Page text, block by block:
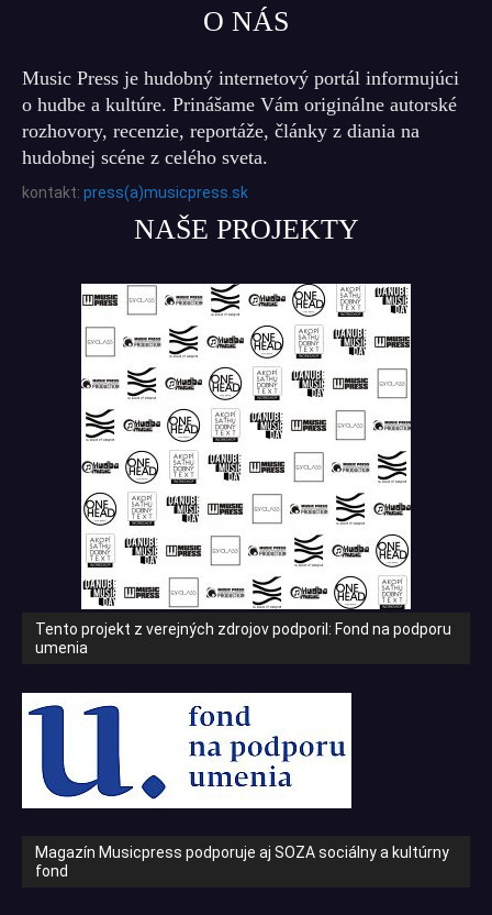
O NÁS
Music Press je hudobný internetový portál informujúci
o hudbe a kultúre. Prinášame Vám originálne autorské
rozhovory, recenzie, reportáže, články z diania na
hudobnej scéne z celého sveta.
kontakt: press(a)musicpress.sk
NAŠE PROJEKTY
Tento projekt z verejných zdrojov podporil: Fond na podporu
umenia
Magazín Musicpress podporuje aj SOZA sociálny a kultúrny
fond